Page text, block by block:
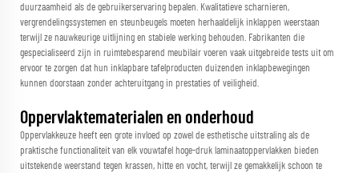
duurzaamheid als de gebruikerservaring bepalen. Kwalitatieve scharnieren,
vergrendelingssystemen en steunbeugels moeten herhaaldelijk inklappen weerstaan
terwijl ze nauwkeurige uitlijning en stabiele werking behouden. Fabrikanten die
gespecialiseerd zijn in ruimtebesparend meubilair voeren vaak uitgebreide tests uit om
ervoor te zorgen dat hun inklapbare tafelproducten duizenden inklapbewegingen
kunnen doorstaan zonder achteruitgang in prestaties of veiligheid.
Oppervlaktematerialen en onderhoud
Oppervlakkeuze heeft een grote invloed op zowel de esthetische uitstraling als de
praktische functionaliteit van elk vouwtafel hoge-druk laminaatoppervlakken bieden
uitstekende weerstand tegen krassen, hitte en vocht, terwijl ze gemakkelijk schoon te